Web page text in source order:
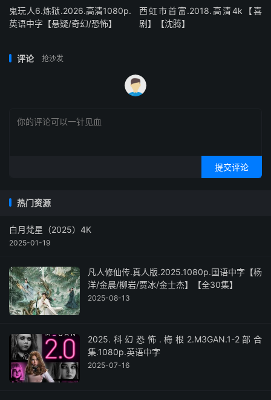
鬼玩人6.炼狱.2026.高清1080p.
英语中字【悬疑/奇幻/恐怖】
西虹市首富.2018.高清4k【喜
剧】【沈腾】
评论 抢沙发
提交评论
热门资源
白月梵星（2025）4K
2025-01-19
凡人修仙传.真人版.2025.1080p.国语中字【杨
洋/金晨/柳岩/贾冰/金士杰】【全30集】
2025-08-13
2025.科幻恐怖.梅根2.M3GAN.1-2部合
集.1080p.英语中字
2025-07-16